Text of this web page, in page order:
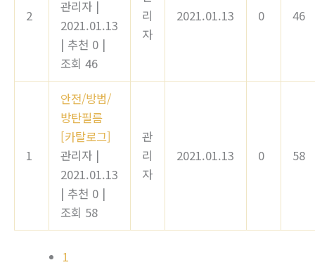
2
관리자 |
2021.01.13
| 추천 0 |
조회 46
리
자
2021.01.13 0 46
1
안전/방범/
방탄필름
[카탈로그]
관리자 |
2021.01.13
| 추천 0 |
조회 58
관
리
자
2021.01.13 0 58
1